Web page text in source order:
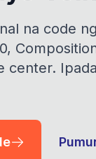
na code
center.